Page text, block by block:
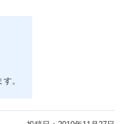
。